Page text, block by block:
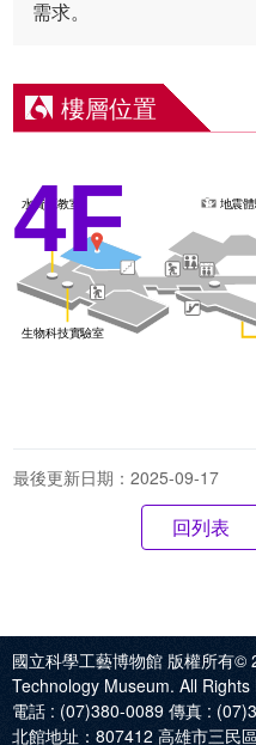
需求。
樓層位置
4F
最後更新日期：2025-09-17
國立科學工藝博物館 版權所有©
Technology Museum. All Rights
電話 : (07)380-0089 傳真 :
北館地址： 807412 高雄市三民